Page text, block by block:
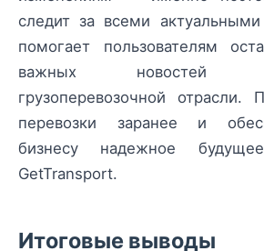
следит за всеми
помогает пользователям
важных новостей
грузоперевозочной отрасли.
перевозки заранее и
бизнесу надежное
GetTransport.
Итоговые выводы